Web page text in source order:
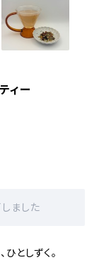
ィー
ました
としずく。